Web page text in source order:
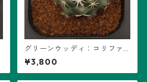
グリーンウッディ：コリファ
ンタ属 (B12)
¥3,800